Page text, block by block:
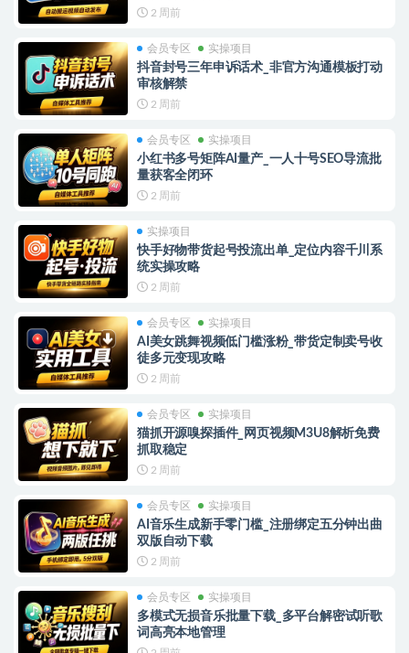
2 周前
会员专区 实操项目
抖音封号三年申诉话术_非官方沟通模板打动
审核解禁
2 周前
会员专区 实操项目
小红书多号矩阵AI量产_一人十号SEO导流批
量获客全闭环
2 周前
实操项目
快手好物带货起号投流出单_定位内容千川系
统实操攻略
2 周前
会员专区 实操项目
AI美女跳舞视频低门槛涨粉_带货定制卖号收
徒多元变现攻略
2 周前
会员专区 实操项目
猫抓开源嗅探插件_网页视频M3U8解析免费
抓取稳定
2 周前
会员专区 实操项目
AI音乐生成新手零门槛_注册绑定五分钟出曲
双版自动下载
2 周前
会员专区 实操项目
多模式无损音乐批量下载_多平台解密试听歌
词高亮本地管理